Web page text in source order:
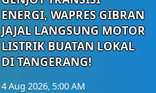
ENERGI, WAPRES GIBRAN
JAJAL LANGSUNG MOTOR
LISTRIK BUATAN LOKAL
DI TANGERANG!
4 Aug 2026, 5:00 AM